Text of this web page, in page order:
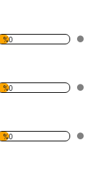
%0
%0
%0